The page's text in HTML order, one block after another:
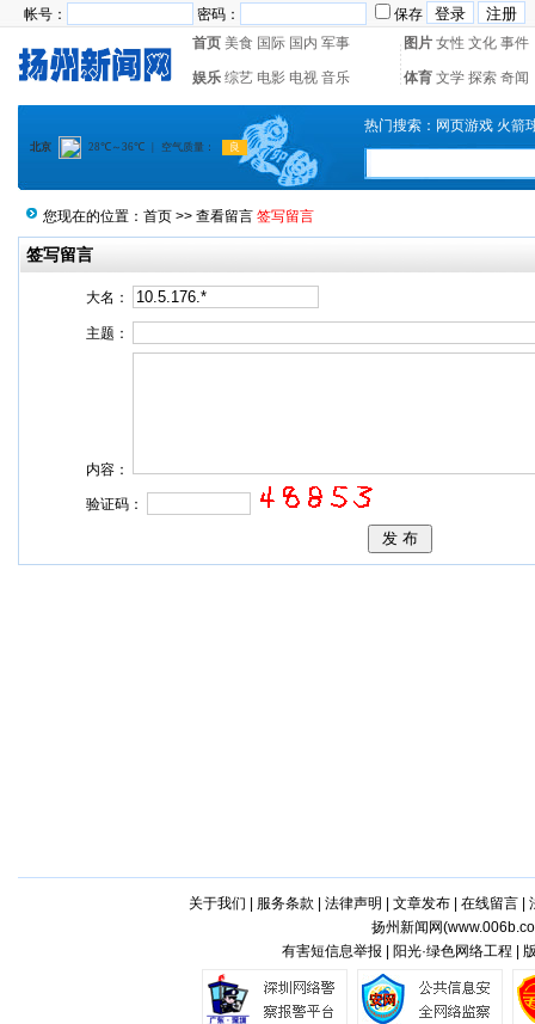
帐号： 密码：
保存
首页 美食 国际 国内 军事 图片 女性 文化 事件
娱乐 综艺 电影 电视 音乐 体育 文学 探索 奇闻
热门搜索： 网页游戏 火箭
您现在的位置： 首页 >> 查看留言 签写留言
签写留言
大名：
主题：
内容：
验证码：
关于我们 服务条款 法律声明 文章发布| 在线留言|
扬州新闻网(
有害短信息举报 | 阳光·绿色网络工程 |